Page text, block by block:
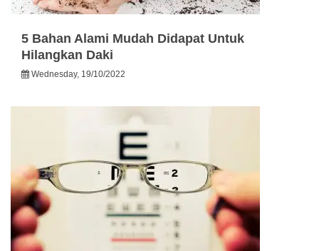
5 Bahan Alami Mudah Didapat Untuk
Hilangkan Daki
Wednesday, 19/10/2022